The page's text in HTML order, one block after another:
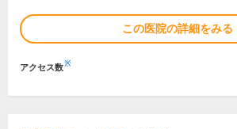
この医院の詳細をみる
アクセス数※